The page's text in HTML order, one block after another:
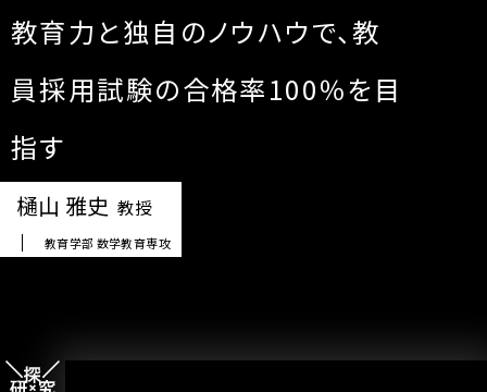
教育力と独自のノウハウで、教
員採用試験の合格率100％を目
指す
樋山 雅史 教授
教育学部 数学教育専攻